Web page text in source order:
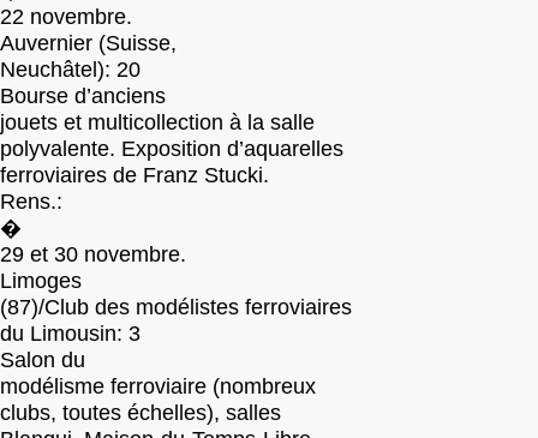
22 novembre.
Auvernier (Suisse,
Neuchâtel): 20
Bourse d’anciens
jouets et multicollection à la salle
polyvalente. Exposition d’aquarelles
ferroviaires de Franz Stucki.
Rens.:
�
29 et 30 novembre.
Limoges
(87)/Club des modélistes ferroviaires
du Limousin: 3
Salon du
modélisme ferroviaire (nombreux
clubs, toutes échelles), salles